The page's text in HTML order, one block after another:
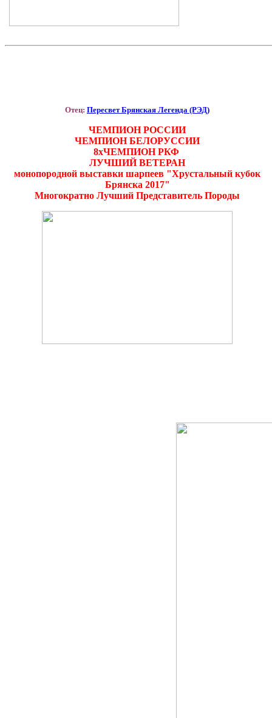
Отец: Пересвет Брянская Легенда (РЭД)
ЧЕМПИОН РОССИИ
ЧЕМПИОН БЕЛОРУССИИ
8хЧЕМПИОН РКФ
ЛУЧШИЙ ВЕТЕРАН
монопородной выставки шарпеев "Хрустальный кубок
Брянска 2017"
Многократно Лучший Представитель Породы